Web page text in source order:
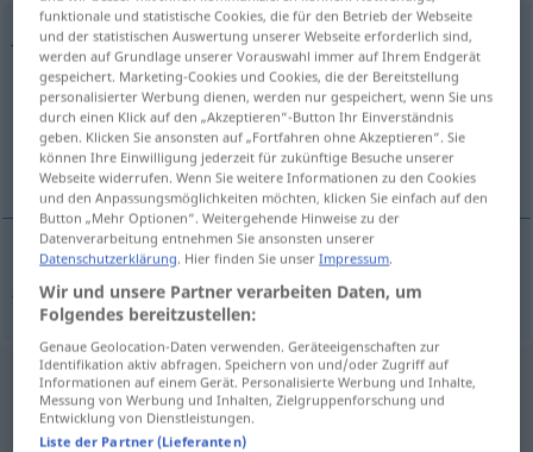
Jagdscheinm
Übersicht aller Übersetzungen
(Für mehr Details die Übersetzung anklicken/antippen)
jaktlicens
jaktlicens Jagdschein
funktionale und statistische Cookies, die für den Betrieb der Webseite
und der statistischen Auswertung unserer Webseite erforderlich sind,
werden auf Grundlage unserer Vorauswahl immer auf Ihrem Endgerät
gespeichert. Marketing-Cookies und Cookies, die der Bereitstellung
personalisierter Werbung dienen, werden nur gespeichert, wenn Sie uns
durch einen Klick auf den „Akzeptieren“-Button Ihr Einverständnis
geben. Klicken Sie ansonsten auf „Fortfahren ohne Akzeptieren“. Sie
können Ihre Einwilligung jederzeit für zukünftige Besuche unserer
Webseite widerrufen. Wenn Sie weitere Informationen zu den Cookies
und den Anpassungsmöglichkeiten möchten, klicken Sie einfach auf den
Button „Mehr Optionen“. Weitergehende Hinweise zu der
Datenverarbeitung entnehmen Sie ansonsten unserer
Datenschutzerklärung. Hier finden Sie unserImpressum.
Wir und unsere Partner verarbeiten Daten, um
Folgendes bereitzustellen:
Genaue Geolocation-Daten verwenden. Geräteeigenschaften zur
Identifikation aktiv abfragen. Speichern von und/oder Zugriff auf
Informationen auf einem Gerät. Personalisierte Werbung und Inhalte,
Messung von Werbung und Inhalten, Zielgruppenforschung und
Entwicklung von Dienstleistungen.
Liste der Partner (Lieferanten)